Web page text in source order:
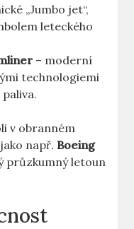
„Jumbo ‌jet“,
leteckého
–‍ moderní
technologiemi
v obranném
např.Boeing
průzkumný letoun